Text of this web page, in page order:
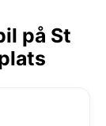
på St